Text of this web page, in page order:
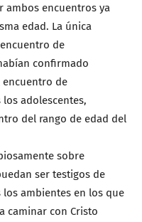
ambos encuentros ya
edad. La única
de
confirmado
de
adolescentes,
del rango de edad del
sobre
ser testigos de
ambientes en los que
caminar con Cristo